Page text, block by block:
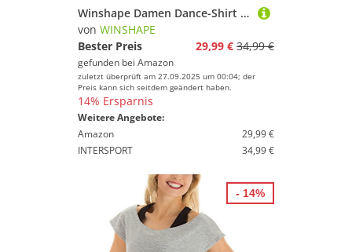
Winshape Damen Dance-Shirt WTR12 Freizeit Fitness Workout
von WINSHAPE
Bester Preis
29,99 € 34,99 €
gefunden bei Amazon
zuletzt überprüft am 27.09.2025 um 00:04; der
Preis kann sich seitdem geändert haben.
14% Ersparnis
Weitere Angebote:
Amazon
29,99 €
INTERSPORT
34,99 €
- 14%